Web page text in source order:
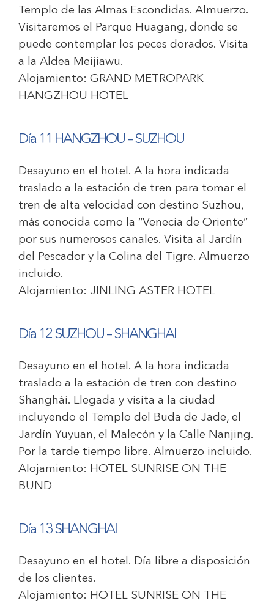
Templo de las Almas Escondidas. Almuerzo.
Visitaremos el Parque Huagang, donde se
puede contemplar los peces dorados. Visita
a la Aldea Meijiawu.
Alojamiento: GRAND METROPARK
HANGZHOU HOTEL
Día 11 HANGZHOU – SUZHOU
Desayuno en el hotel. A la hora indicada
traslado a la estación de tren para tomar el
tren de alta velocidad con destino Suzhou,
más conocida como la “Venecia de Oriente”
por sus numerosos canales. Visita al Jardín
del Pescador y la Colina del Tigre. Almuerzo
incluido.
Alojamiento: JINLING ASTER HOTEL
Día 12 SUZHOU – SHANGHAI
Desayuno en el hotel. A la hora indicada
traslado a la estación de tren con destino
Shanghái. Llegada y visita a la ciudad
incluyendo el Templo del Buda de Jade, el
Jardín Yuyuan, el Malecón y la Calle Nanjing.
Por la tarde tiempo libre. Almuerzo incluido.
Alojamiento: HOTEL SUNRISE ON THE
BUND
Día 13 SHANGHAI
Desayuno en el hotel. Día libre a disposición
de los clientes.
Alojamiento: HOTEL SUNRISE ON THE